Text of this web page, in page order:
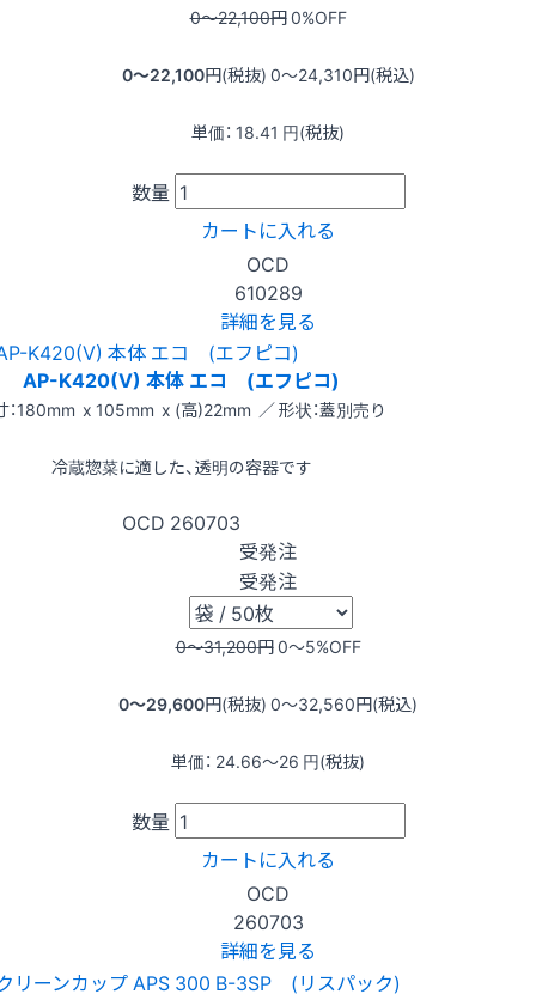
0〜22,100円0%OFF
0〜22,100円(税抜) 0〜24,310円(税込)
単価： 18.41 円(税抜)
数量
カートに入れる
OCD
610289
詳細を見る
AP-K420(V) 本体 エコ (エフピコ)
：180mm x 105mm x (高)22mm ／ 形状：蓋別売り
冷蔵惣菜に適した、透明の容器です
OCD 260703
受発注
受発注
0〜31,200円0〜5%OFF
0〜29,600円(税抜) 0〜32,560円(税込)
単価： 24.66〜26 円(税抜)
数量
カートに入れる
OCD
260703
詳細を見る